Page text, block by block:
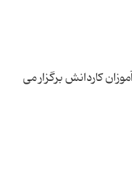
کاردانش برگزار می